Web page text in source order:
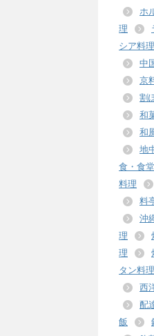
ホ
理
シア料理
中
京
割
和
和
地
食・食堂
料理
料
沖
理
理
タン料理
西
配
飯